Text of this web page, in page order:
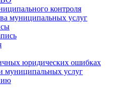
контроля
муниципальных услуг
юридических ошибках
муниципальных услуг